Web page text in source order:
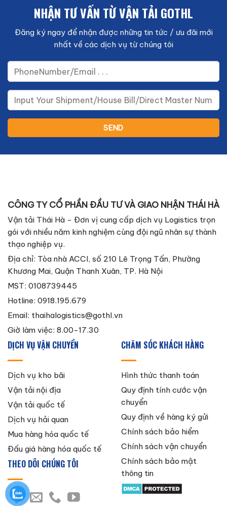
NHẬN TƯ VẤN TỪ VẬN TẢI GOTHL
Đăng ký ngay để nhận được những tin tức / ưu đãi mới
nhất về các dịch vụ từ chúng tôi
CÔNG TY CỔ PHẦN ĐẦU TƯ VÀ GIAO NHẬN THÁI HÀ
Vận tải Thái Hà - Đơn vị cung cấp dịch vụ Logistics trọn
gói với nhiều năm kinh nghiệm cùng đội ngũ nhân sự thành
thạo nghiệp vụ.
Địa chỉ: Tòa nhà ACCI, số 210 Lê Trọng Tấn, Phường
Khương Mai, Quận Thanh Xuân, TP. Hà Nội
MST: 0108739445
Hotline: 0918.195.679
Email: thaihalogistics@gothl.vn
Giờ làm việc: 8.00-17.30
DỊCH VỤ VẬN CHUYỂN
Dịch vụ kho bãi
Vận tải nội địa
Vận tải quốc tế
Dịch vụ hải quan
Mua hàng hóa quốc tế
Đấu giá hàng hóa quốc tế
THEO DÕI CHÚNG TÔI
CHĂM SÓC KHÁCH HÀNG
Hình thức thanh toán
Quy định tính cước vận
chuyển
Quy định về hàng ký gửi
Chính sách bảo hiểm
Chính sách vận chuyển
Chính sách bảo mật
thông tin